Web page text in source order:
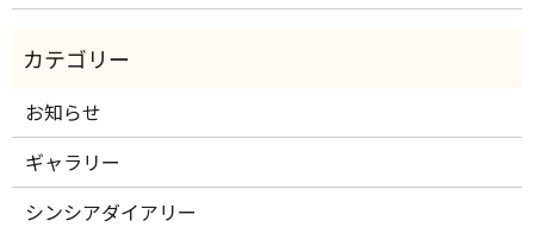
お知らせ
ギャラリー
シンシアダイアリー